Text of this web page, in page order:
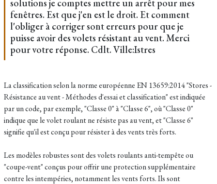
solutions je comptes mettre un arrêt pour mes
fenêtres. Est que j'en est le droit. Et comment
l'obliger à corriger sont erreurs pour que je
puisse avoir des volets résistant au vent. Merci
pour votre réponse. Cdlt. Ville:Istres
La classification selon la norme européenne EN 13659:2014 "Stores -
Résistance au vent - Méthodes d'essai et classification" est indiquée
par un code, par exemple, "Classe 0" à "Classe 6", où "Classe 0"
indique que le volet roulant ne résiste pas au vent, et "Classe 6"
signifie qu'il est conçu pour résister à des vents très forts.
Les modèles robustes sont des volets roulants anti-tempête ou
"coupe-vent" conçus pour offrir une protection supplémentaire
contre les intempéries, notamment les vents forts. Ils sont